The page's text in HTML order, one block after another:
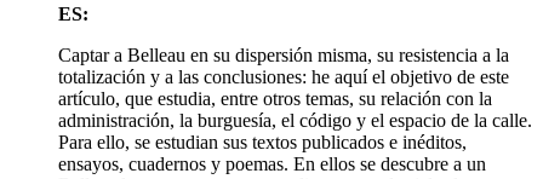
ES:
Captar a Belleau en su dispersión misma, su resistencia a la
totalización y a las conclusiones: he aquí el objetivo de este
artículo, que estudia, entre otros temas, su relación con la
administración, la burguesía, el código y el espacio de la calle.
Para ello, se estudian sus textos publicados e inéditos,
ensayos, cuadernos y poemas. En ellos se descubre a un